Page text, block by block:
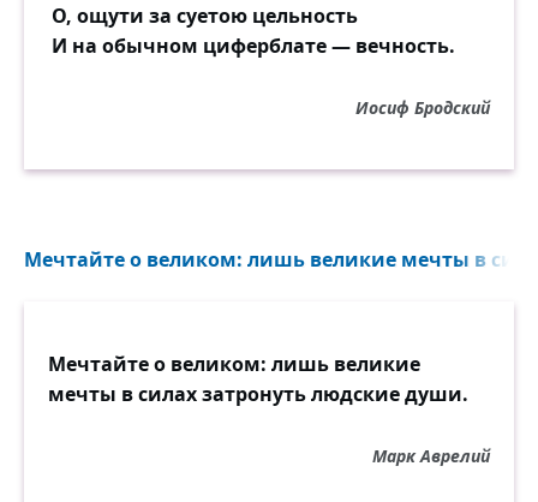
О, ощути за суетою цельность
И на обычном циферблате — вечность.
Иосиф Бродский
Мечтайте о великом: лишь великие мечты в
Мечтайте о великом: лишь великие
мечты в силах затронуть людские души.
Марк Аврелий